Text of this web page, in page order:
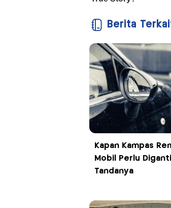
Berita
Kapan Kampas
Mobil Perlu
Tandanya